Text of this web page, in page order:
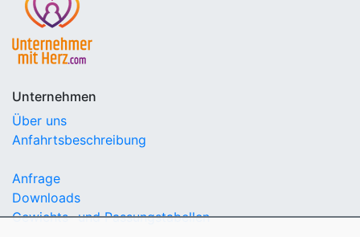
Unternehmen
Über uns
Anfahrtsbeschreibung
Anfrage
Downloads
Gewichts- und Passungstabellen